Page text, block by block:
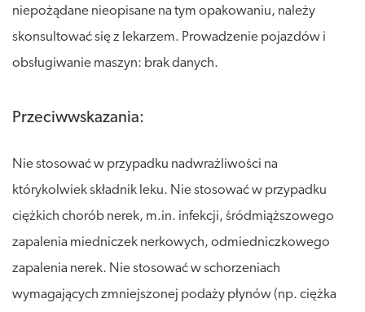
niepożądane nieopisane na tym opakowaniu, należy
skonsultować się z lekarzem. Prowadzenie pojazdów i
obsługiwanie maszyn: brak danych.
Przeciwwskazania:
Nie stosować w przypadku nadwrażliwości na
którykolwiek składnik leku. Nie stosować w przypadku
ciężkich chorób nerek, m.in. infekcji, śródmiąższowego
zapalenia miedniczek nerkowych, odmiedniczkowego
zapalenia nerek. Nie stosować w schorzeniach
wymagających zmniejszonej podaży płynów (np. ciężka